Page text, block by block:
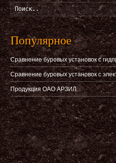
Популярное
Сравнение буровых установок с
Сравнение буровых установок с
Продукция ОАО АРЗИЛ